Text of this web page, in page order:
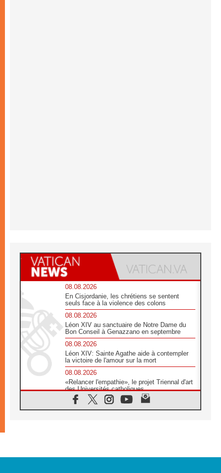
08.08.2026
En Cisjordanie, les chrétiens se sentent
seuls face à la violence des colons
08.08.2026
Léon XIV au sanctuaire de Notre Dame du
Bon Conseil à Genazzano en septembre
08.08.2026
Léon XIV: Sainte Agathe aide à contempler
la victoire de l'amour sur la mort
08.08.2026
«Relancer l'empathie», le projet Triennal d'art
des Universités catholiques
08.08.2026
Signis 2026, donner la parole aux religieuses
07.08.2026